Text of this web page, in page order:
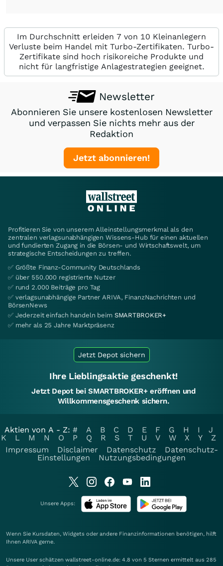
Im Durchschnitt erleiden 7 von 10 Kleinanlegern
Verluste beim Handel mit Turbo-Zertifikaten. Turbo-
Zertifikate sind hoch risikoreiche Produkte und
nicht für langfristige Anlagestrategien geeignet.
Newsletter
Abonnieren Sie unsere kostenlosen Newsletter
und verpassen Sie nichts mehr aus der
Redaktion
Jetzt abonnieren!
Profitieren Sie von unserem Alleinstellungsmerkmal als den
zentralen verlagsunabhängigen Wissens-Hub für einen aktuellen
und fundierten Zugang in die Börsen- und Wirtschaftswelt, um
strategische Entscheidungen zu treffen.
✅ Größte Finanz-Community Deutschlands
✅ über 550.000 registrierte Nutzer
✅ rund 2.000 Beiträge pro Tag
✅ verlagsunabhängige Partner ARIVA, FinanzNachrichten und
BörsenNews
✅ Jederzeit einfach handeln beim SMARTBROKER+
✅ mehr als 25 Jahre Marktpräsenz
Jetzt Depot sichern
Ihre Lieblingsaktie geschenkt!
Jetzt Depot bei SMARTBROKER+ eröffnen und
Willkommensgeschenk sichern.
Aktien von A - Z: # A B C D E F G H I
J
K
L M N O P Q R S T U V W X Y
Z
Impressum
Disclaimer Datenschutz
Datenschutz-
Einstellungen
Nutzungsbedingungen
Unsere Apps:
Wenn Sie Kursdaten, Widgets oder andere Finanzinformationen benötigen, hilft
Ihnen ARIVA gerne.
Unsere User schätzen wallstreet-online.de: 4.8 von 5 Sternen ermittelt aus 285